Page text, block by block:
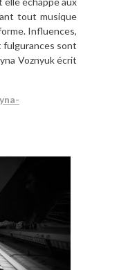
tout musique
Influences,
fulgurances sont
Voznyuk écrit